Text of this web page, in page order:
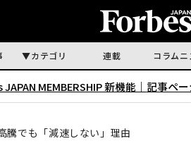
カテゴリ 連載 コラムニ
MEMBERSHIP 新機能｜ 記事ペ
騰でも「減速しない」理由